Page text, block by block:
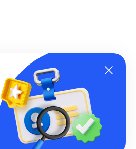
января 2019 г. Выдано
коммуникаций